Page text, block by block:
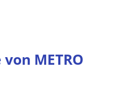
METRO